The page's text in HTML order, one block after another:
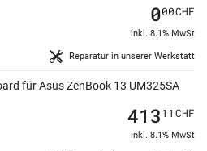
Reparatur in unserer Werkstatt
000CHF
inkl. 8.1% MwSt
für Asus ZenBook 13 UM325SA
41311 CHF
inkl. 8.1% MwSt